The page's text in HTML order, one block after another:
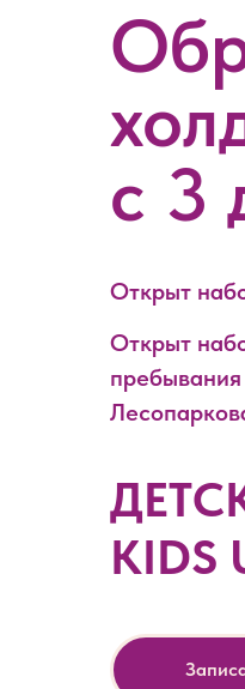
с 3
Открыт
Открыт
KIDS